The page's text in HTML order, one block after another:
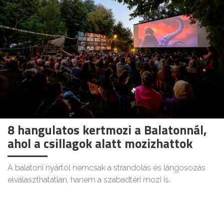
8 hangulatos kertmozi a Balatonnál,
ahol a csillagok alatt mozizhattok
A balatoni nyártól nemcsak a strandolás és lángosozás
elválaszthatatlan, hanem a szabadtéri mozi is.